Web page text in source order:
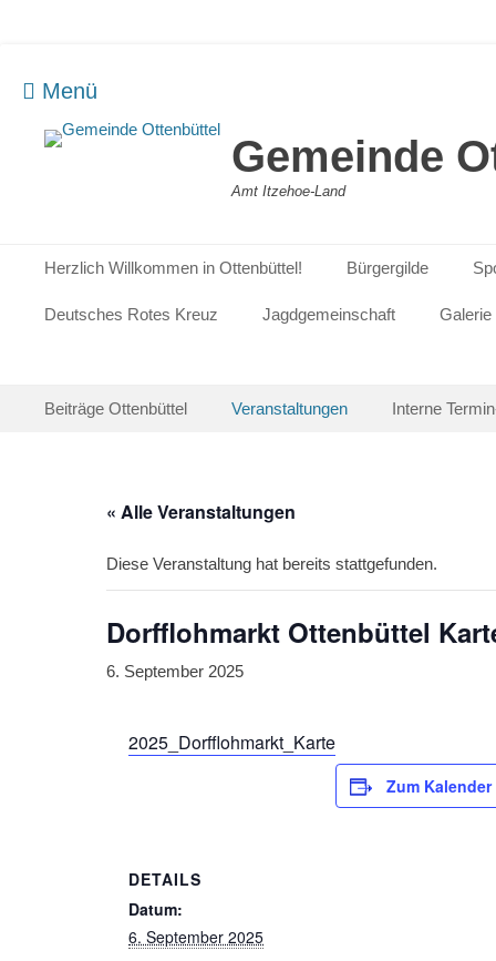
Menü
Gemeinde
Amt Itzehoe-Land
Primäres Menü
Inhalt
springen
Herzlich Willkommen in Ottenbüttel! Bürgergilde
Deutsches Rotes Kreuz Jagdgemeinschaft Galerie
Sekundäres Menü
Inhalt
Beiträge Ottenbüttel Veranstaltungen Interne
« Alle Veranstaltungen
Diese Veranstaltung hat bereits stattgefunden.
Dorfflohmarkt Ottenbüttel
6. September 2025
2025_Dorfflohmarkt_Karte
Zum
DETAILS
Datum:
6. September 2025